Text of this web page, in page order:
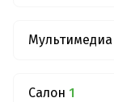
Мультимедиа
Салон 1